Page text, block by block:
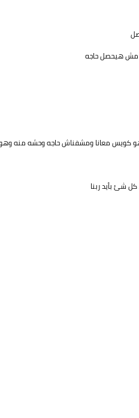
مش هيحصل حاجه
كويس معانا ومشفناش حاجه وحشه منه وهو
شئ بأيد ربنا